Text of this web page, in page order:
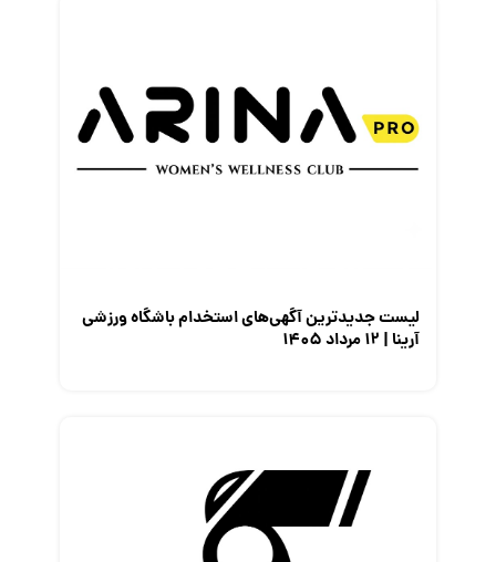
لیست جدیدترین آگهی‌های استخدام باشگاه ورزشی
آرینا | ۱۲ مرداد ۱۴۰۵